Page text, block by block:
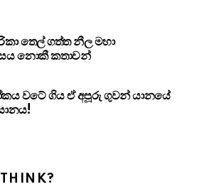
තෙල් ගත්ත නීල මහා
නොකී කතාවන්
වටේ ගිය ඒ අපූරු ගුවන් යානයේ